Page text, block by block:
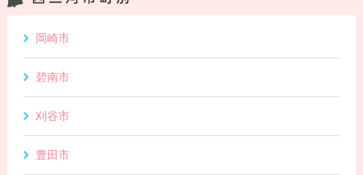
岡崎市
碧南市
刈谷市
豊田市